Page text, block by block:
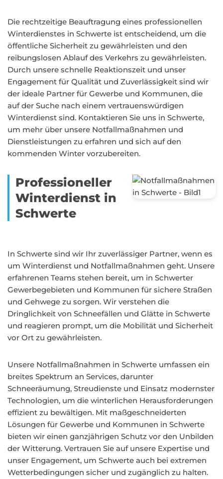
Die rechtzeitige Beauftragung eines professionellen
Winterdienstes in Schwerte ist entscheidend, um die
öffentliche Sicherheit zu gewährleisten und den
reibungslosen Ablauf des Verkehrs zu gewährleisten.
Durch unsere schnelle Reaktionszeit und unser
Engagement für Qualität und Zuverlässigkeit sind wir
der ideale Partner für Gewerbe und Kommunen, die
auf der Suche nach einem vertrauenswürdigen
Winterdienst sind. Kontaktieren Sie uns in Schwerte,
um mehr über unsere Notfallmaßnahmen und
Dienstleistungen zu erfahren und sich auf den
kommenden Winter vorzubereiten.
Professioneller
Winterdienst in
Schwerte
In Schwerte sind wir Ihr zuverlässiger Partner, wenn es
um Winterdienst und Notfallmaßnahmen geht. Unsere
erfahrenen Teams stehen bereit, um in Schwerter
Gewerbegebieten und Kommunen für sichere Straßen
und Gehwege zu sorgen. Wir verstehen die
Dringlichkeit von Schneefällen und Glätte in Schwerte
und reagieren prompt, um die Mobilität und Sicherheit
vor Ort zu gewährleisten.
Unsere Notfallmaßnahmen in Schwerte umfassen ein
breites Spektrum an Services, darunter
Schneeräumung, Streudienste und Einsatz modernster
Technologien, um die winterlichen Herausforderungen
effizient zu bewältigen. Mit maßgeschneiderten
Lösungen für Gewerbe und Kommunen in Schwerte
bieten wir einen ganzjährigen Schutz vor den Unbilden
der Witterung. Vertrauen Sie auf unsere Expertise und
unser Engagement, um Schwerte auch bei extremen
Wetterbedingungen sicher und zugänglich zu halten.